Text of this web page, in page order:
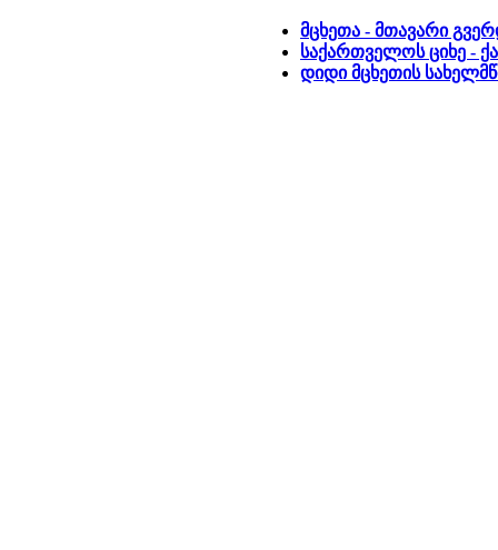
მცხეთა - მთავარი
საქართველოს ციხე -
დიდი მცხეთის